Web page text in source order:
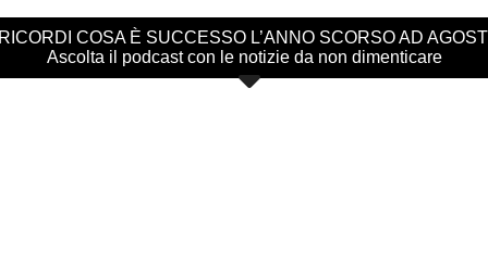
COSA È SUCCESSO L’ANNO SCORSO AD
Ascolta il podcast con le notizie da non dimenticare